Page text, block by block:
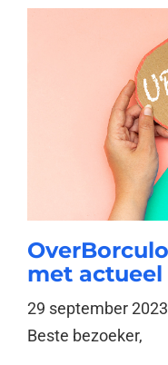
met
29 september 2023
Beste bezoeker,